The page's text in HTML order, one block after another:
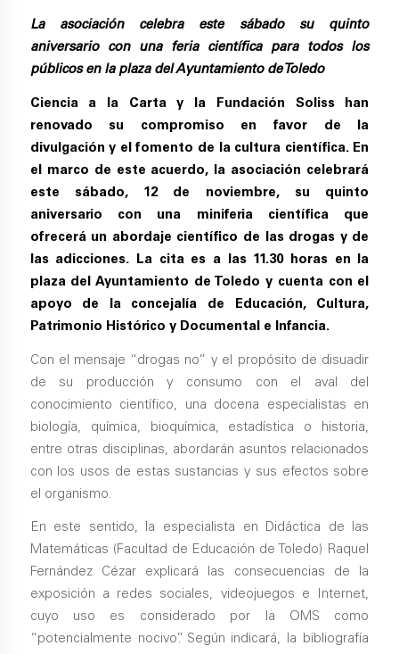
La asociación celebra este sábado su quinto
aniversario con una feria científica para todos los
públicos en la plaza del Ayuntamiento de Toledo
Ciencia a la Carta y la Fundación Solisshan
renovado su compromiso en favor de la
divulgación y el fomento de la cultura científica. En
el marco de este acuerdo, la asociación celebrará
este sábado, 12 de noviembre, su quinto
aniversario con una miniferia científica que
ofrecerá un abordaje científico de las drogas y de
las adicciones. La cita es a las 11.30 horas en la
plaza del Ayuntamiento de Toledo y cuenta con el
apoyo de la concejalía de Educación, Cultura,
Patrimonio Histórico y Documental e Infancia.
Con el mensaje “drogas no” y el propósito de disuadir
de su producción y consumo con el aval del
conocimiento científico, una docena especialistas en
biología, química, bioquímica, estadística o historia,
entre otras disciplinas, abordarán asuntos relacionados
con los usos de estas sustancias y sus efectos sobre
el organismo.
En este sentido, la especialista en Didáctica de las
Matemáticas (Facultad de Educación de Toledo) Raquel
Fernández Cézar explicará las consecuencias de la
exposición a redes sociales, videojuegos e Internet,
cuyo uso es considerado por la OMS como
“potencialmente nocivo”. Según indicará, la bibliografía